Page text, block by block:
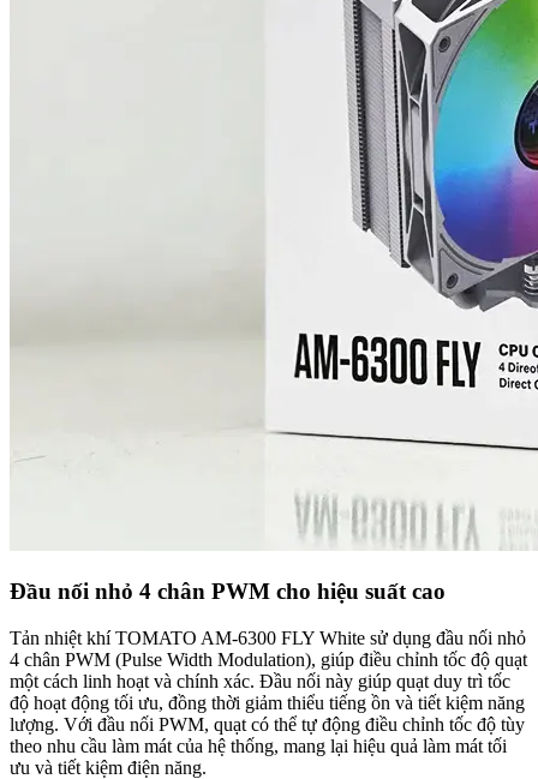
Đầu nối nhỏ 4 chân PWM cho hiệu suất cao
Tản nhiệt khí TOMATO AM-6300 FLY White sử dụng đầu nối nhỏ
4 chân PWM (Pulse Width Modulation), giúp điều chỉnh tốc độ quạt
một cách linh hoạt và chính xác. Đầu nối này giúp quạt duy trì tốc
độ hoạt động tối ưu, đồng thời giảm thiểu tiếng ồn và tiết kiệm năng
lượng. Với đầu nối PWM, quạt có thể tự động điều chỉnh tốc độ tùy
theo nhu cầu làm mát của hệ thống, mang lại hiệu quả làm mát tối
ưu và tiết kiệm điện năng.